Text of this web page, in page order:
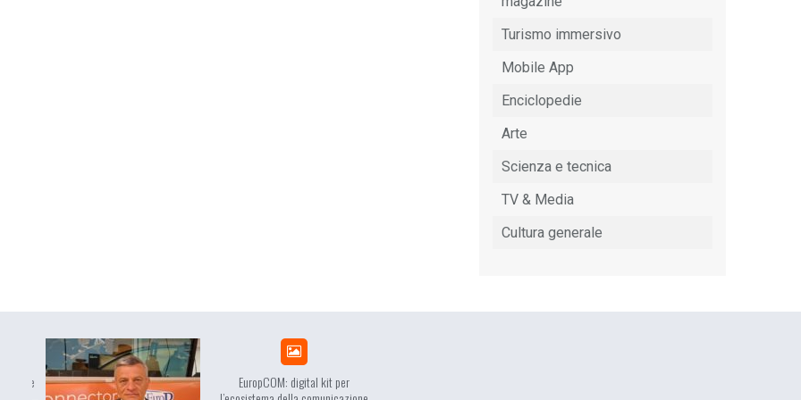
Turismo immersivo
Mobile App
Enciclopedie
Arte
Scienza e tecnica
TV & Media
Cultura generale
EuropCOM: digital kit per